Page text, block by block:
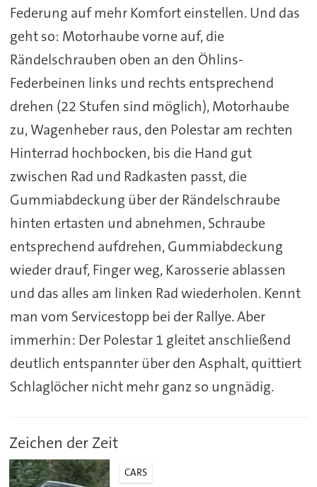
Federung auf mehr Komfort einstellen. Und das
geht so: Motorhaube vorne auf, die
Rändelschrauben oben an den Öhlins-
Federbeinen links und rechts entsprechend
drehen (22 Stufen sind möglich), Motorhaube
zu, Wagenheber raus, den Polestar am rechten
Hinterrad hochbocken, bis die Hand gut
zwischen Rad und Radkasten passt, die
Gummiabdeckung über der Rändelschraube
hinten ertasten und abnehmen, Schraube
entsprechend aufdrehen, Gummiabdeckung
wieder drauf, Finger weg, Karosserie ablassen
und das alles am linken Rad wiederholen. Kennt
man vom Servicestopp bei der Rallye. Aber
immerhin: Der Polestar 1 gleitet anschließend
deutlich entspannter über den Asphalt, quittiert
Schlaglöcher nicht mehr ganz so ungnädig.
Zeichen der Zeit
CARS